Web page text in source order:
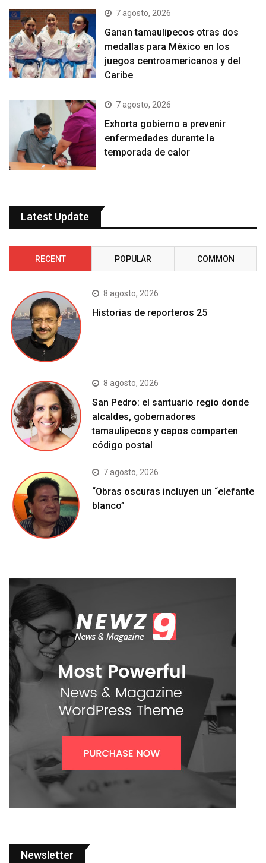
7 agosto, 2026
Ganan tamaulipecos otras dos
medallas para México en los
juegos centroamericanos y del
Caribe
7 agosto, 2026
Exhorta gobierno a prevenir
enfermedades durante la
temporada de calor
Latest Update
RECENT POPULAR COMMON
8 agosto, 2026
Historias de reporteros 25
8 agosto, 2026
San Pedro: el santuario regio donde
alcaldes, gobernadores
tamaulipecos y capos comparten
código postal
7 agosto, 2026
“Obras oscuras incluyen un “elefante
blanco”
Newsletter